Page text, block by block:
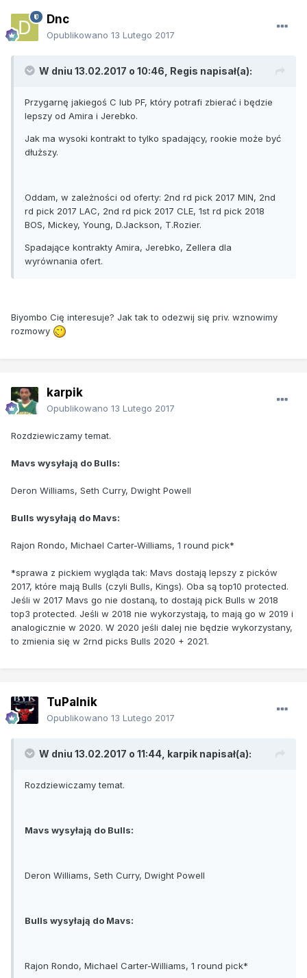
Dnc
Opublikowano 13 Lutego 2017
W dniu 13.02.2017 o 10:46, Regis napisał(a):
Przygarnę jakiegoś C lub PF, który potrafi zbierać i będzie
lepszy od Amira i Jerebko.
Jak ma wysoki kontrakt to tylko spadający, rookie może być
dłuższy.
Oddam, w zależności od oferty: 2nd rd pick 2017 MIN, 2nd
rd pick 2017 LAC, 2nd rd pick 2017 CLE, 1st rd pick 2018
BOS, Mickey, Young, D.Jackson, T.Rozier.
Spadające kontrakty Amira, Jerebko, Zellera dla
wyrównania ofert.
Biyombo Cię interesuje? Jak tak to odezwij się priv. wznowimy
rozmowy
karpik
Opublikowano 13 Lutego 2017
Rozdziewiczamy temat.
Mavs wysyłają do Bulls:
Deron Williams, Seth Curry, Dwight Powell
Bulls wysyłają do Mavs:
Rajon Rondo, Michael Carter-Williams, 1 round pick*
*sprawa z pickiem wygląda tak: Mavs dostają lepszy z picków
2017, które mają Bulls (czyli Bulls, Kings). Oba są top10 protected.
Jeśli w 2017 Mavs go nie dostaną, to dostają pick Bulls w 2018
top3 protected. Jeśli w 2018 nie wykorzystają, to mają go w 2019 i
analogicznie w 2020. W 2020 jeśli dalej nie będzie wykorzystany,
to zmienia się w 2rnd picks Bulls 2020 + 2021.
TuPalnik
Opublikowano 13 Lutego 2017
W dniu 13.02.2017 o 11:44, karpik napisał(a):
Rozdziewiczamy temat.
Mavs wysyłają do Bulls:
Deron Williams, Seth Curry, Dwight Powell
Bulls wysyłają do Mavs:
Rajon Rondo, Michael Carter-Williams, 1 round pick*